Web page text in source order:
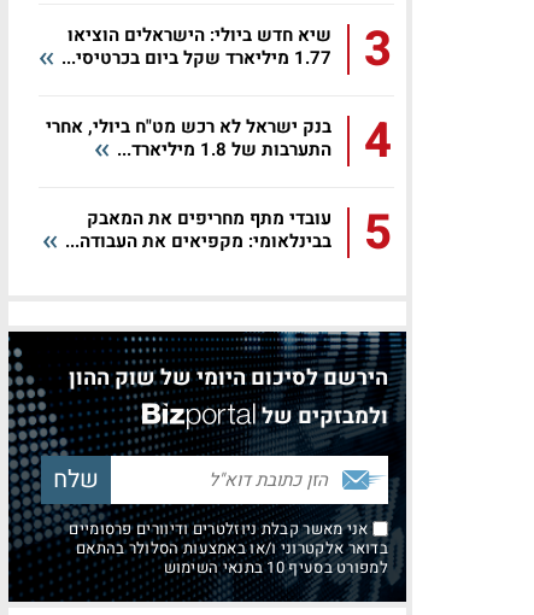
3
שיא חדש ביולי: הישראלים הוציאו
1.77 מיליארד שקל ביום בכרטיסי...
4
בנק ישראל לא רכש מט"ח ביולי, אחרי
התערבות של 1.8 מיליארד...
5
עובדי מתף מחריפים את המאבק
בבינלאומי: מקפיאים את העבודה...
הירשם לסיכום היומי של שוק ההון
ולמבזקים של
אני מאשר קבלת ניוזלטרים ודיוורים פרסומיים
בדואר אלקטרוני ו/או באמצעות הסלולר בהתאם
למפורט בסעיף 10 בתנאי השימוש